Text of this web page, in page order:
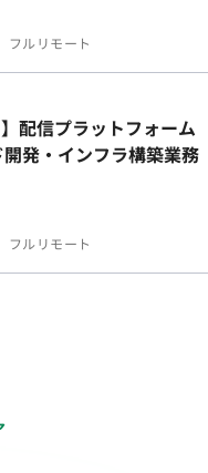
フルリモート
配信プラットフォーム
発・インフラ構築業務
フルリモート